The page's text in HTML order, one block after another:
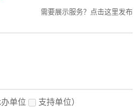
需要展示服务？ 点击这里发布
单位
支持单位）